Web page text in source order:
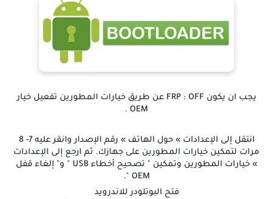
يجب ان يكون FRP : OFF عن طريق خيارات المطورين تفعيل خيار
OEM .
انتقل إلى الإعدادات » حول الهاتف » رقم الإصدار وانقر عليه 7- 8
مرات لتمكين خيارات المطورين على جهازك. ثم ارجع إلى الإعدادات
» خيارات المطورين وتمكين " تصحيح أخطاء USB " و" إلغاء قفل
OEM ".
فتح البوتلودر للاندرويد